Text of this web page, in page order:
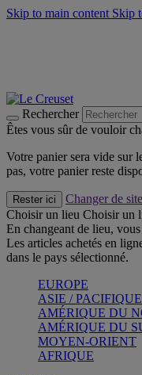
Skip to main content Skip
Rechercher
Êtes vous sûr de vouloir
Votre panier sera vide sur
pas, votre panier reste
Rester ici
Changer de site
Choisir un lieu Choisir un
En changeant de lieu,
Les articles achetés en
dans le pays sélectionné.
EUROPE
ASIE / PACIFIQUE
AMÉRIQUE DU
AMÉRIQUE DU
MOYEN-ORIENT
AFRIQUE